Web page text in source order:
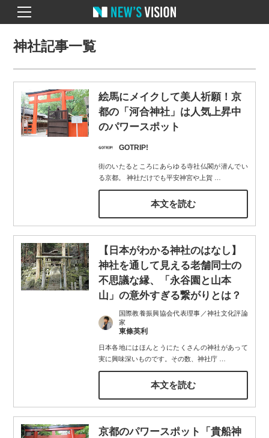
神社記事一覧
絵馬にメイクして美人祈願！京
都の「河合神社」は人気上昇中
のパワースポット
GOTRIP!
街のいたるところにあらゆる寺社仏閣が潜んでい
る京都。 神社だけでも平安神宮や上賀…
本文を読む
【日本がわかる神社のはなし】
神社を通して見える老舗同士の
不思議な縁、「永谷園と山本
山」の意外すぎる繋がりとは？
国際教養振興協会代表理事／神社文化評論
家
東條英利
日本各地にはほんとうにたくさんの神社があって
実に興味深いものです。その数、神社庁…
本文を読む
京都のパワースポット「貴船神